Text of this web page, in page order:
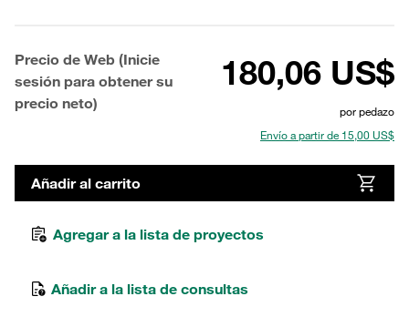
Precio de Web (Inicie
sesión para obtener su
precio neto)
180,06 US$
por pedazo
Envío a partir de 15,00 US$
Añadir al carrito
Agregar a la lista de proyectos
Añadir a la lista de consultas